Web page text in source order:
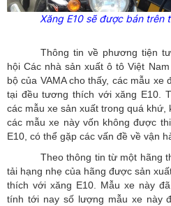
Xăng E10 sẽ được bán trên
Thông tin về phương tiện
hội Các nhà sản xuất ô tô Việt
bộ của VAMA cho thấy, các mẫu
tại đều tương thích với xăng E10.
các mẫu xe sản xuất trong quá khứ,
các mẫu xe này vốn không được
E10, có thể gặp các vấn đề về vận
Theo thông tin từ một hãng
tải hạng nhẹ của hãng được sản
thích với xăng E10. Mẫu xe này
tính tới nay số lượng mẫu xe này